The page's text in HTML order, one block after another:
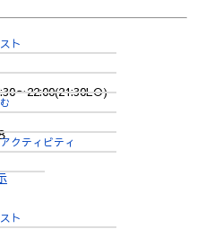
ト
クティビティ
ト
～22:00(21:30LO)